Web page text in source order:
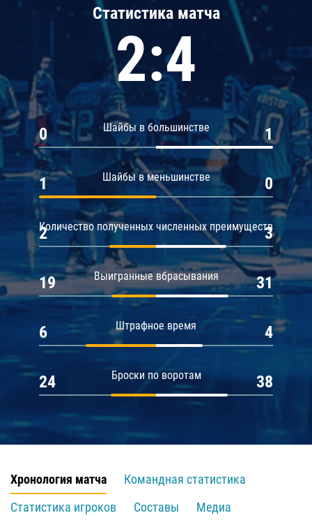
Статистика матча
2:4
Шайбы в большинстве
0 1
Шайбы в меньшинстве
1 0
Количество полученных численных преимуществ
2 3
Выигранные вбрасывания
19 31
Штрафное время
6 4
Броски по воротам
24 38
Хронология матча
Командная статистика
Статистика игроков
Составы
Медиа